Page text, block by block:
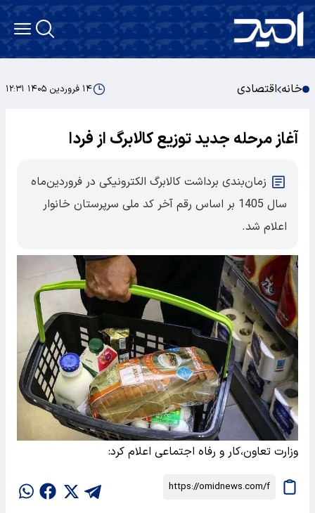
خانه اقتصادی ۱۴ فروردین ۱۴۰۵ ۱۲:۳۱
آغاز مرحله جدید توزیع کالابرگ از فردا
زمان‌بندی برداشت کالابرگ الکترونیکی در فروردین‌ماه
سال 1405 بر اساس رقم آخر کد ملی سرپرستان خانوار
اعلام شد.
وزارت تعاون،کار و رفاه اجتماعی اعلام کرد: